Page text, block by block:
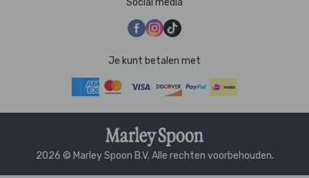
Social media
Je kunt betalen met
2026 © Marley Spoon B.V. Alle rechten voorbehouden.